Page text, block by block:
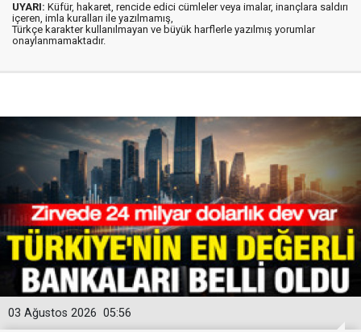
UYARI: Küfür, hakaret, rencide edici cümleler veya imalar, inançlara saldırı
içeren, imla kuralları ile yazılmamış,
Türkçe karakter kullanılmayan ve büyük harflerle yazılmış yorumlar
onaylanmamaktadır.
05:56
03 Ağustos 2026